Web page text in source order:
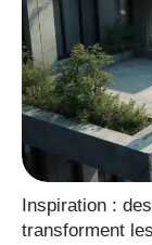
Inspiration :
transforment